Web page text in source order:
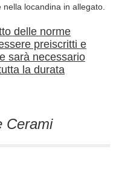
locandina in allegato.
delle norme
preiscritti e
sarà necessario
la durata
Cerami